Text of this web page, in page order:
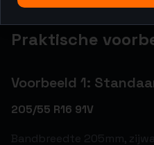
Praktische
Voorbeeld 1:
205/55 R16 91V
Bandbreedte 205mm,